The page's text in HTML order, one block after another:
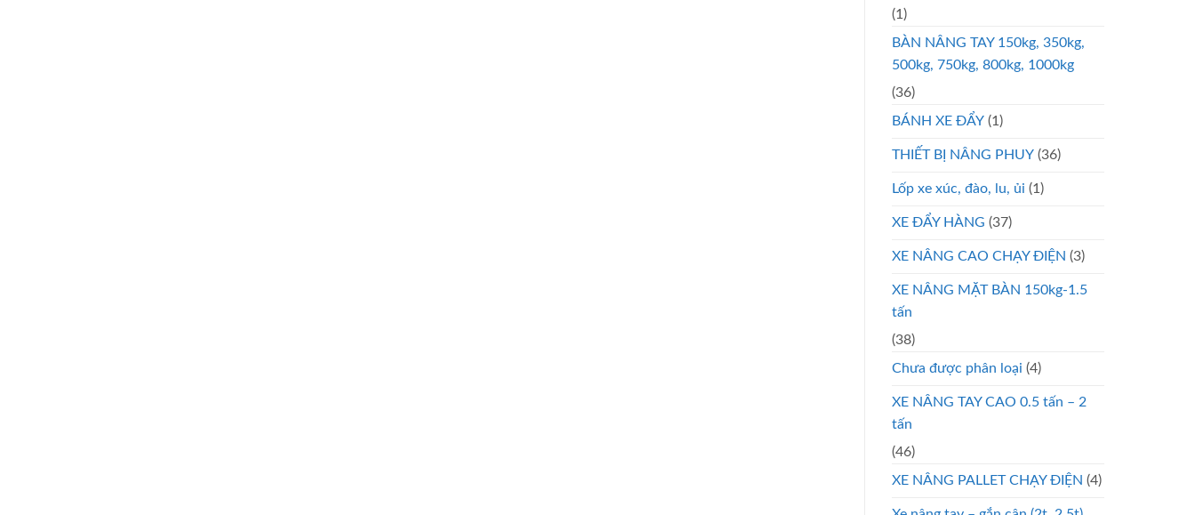
(1)
BÀN NÂNG TAY 150kg, 350kg,
500kg, 750kg, 800kg, 1000kg
(36)
BÁNH XE ĐẨY (1)
THIẾT BỊ NÂNG PHUY (36)
Lốp xe xúc, đào, lu, ủi (1)
XE ĐẨY HÀNG (37)
XE NÂNG CAO CHẠY ĐIỆN (3)
XE NÂNG MẶT BÀN 150kg-1.5
tấn
(38)
Chưa được phân loại (4)
XE NÂNG TAY CAO 0.5 tấn – 2
tấn
(46)
XE NÂNG PALLET CHẠY ĐIỆN (4)